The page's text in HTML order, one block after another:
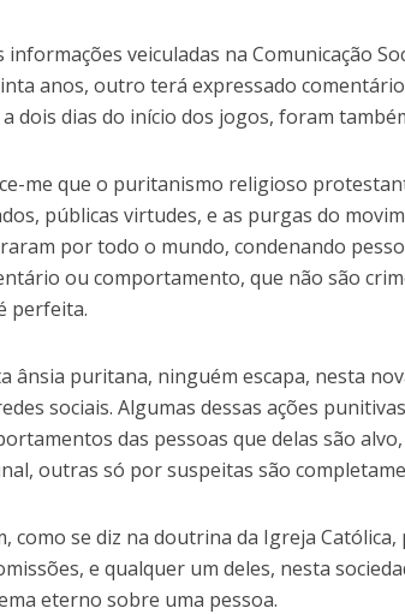
informações veiculadas na Comunicação
anos, outro terá expressado
a dois dias do início dos jogos, foram
me que o puritanismo religioso
públicas virtudes, e as purgas do
por todo o mundo, condenando
ou comportamento, que não são
perfeita.
ânsia puritana, ninguém escapa, nesta
sociais. Algumas dessas ações
das pessoas que delas são
outras só por suspeitas são
como se diz na doutrina da Igreja
e qualquer um deles, nesta
eterno sobre uma pessoa.